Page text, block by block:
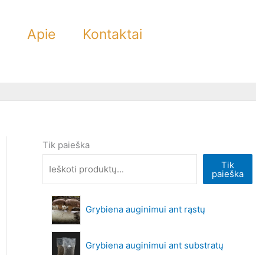
Apie
Kontaktai
Tik paieška
Tik
paieška
Grybiena auginimui ant rąstų
Grybiena auginimui ant substratų